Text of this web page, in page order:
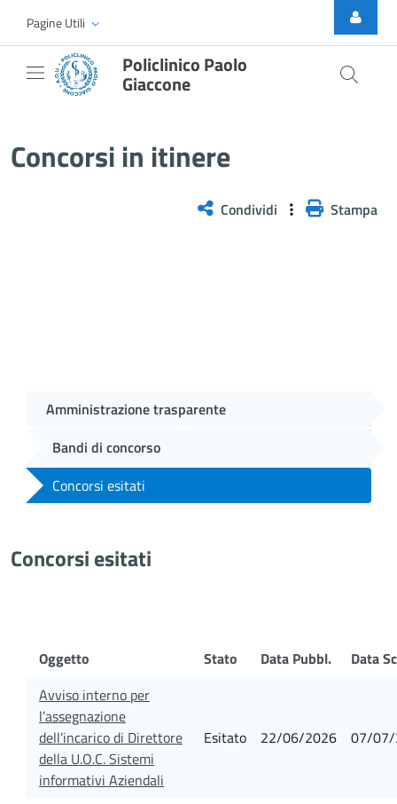
Skip to Main Content
Pagine Utili
Policlinico Paolo
Giaccone
Concorsi in itinere
Condividi Stampa
Amministrazione trasparente
Bandi di concorso
Concorsi esitati
Concorsi esitati
Oggetto Stato Data Pubbl.
Data
Avviso interno per
l’assegnazione
dell’incarico di Direttore
della U.O.C. Sistemi
informativi Aziendali
Esitato 22/06/2026 07/